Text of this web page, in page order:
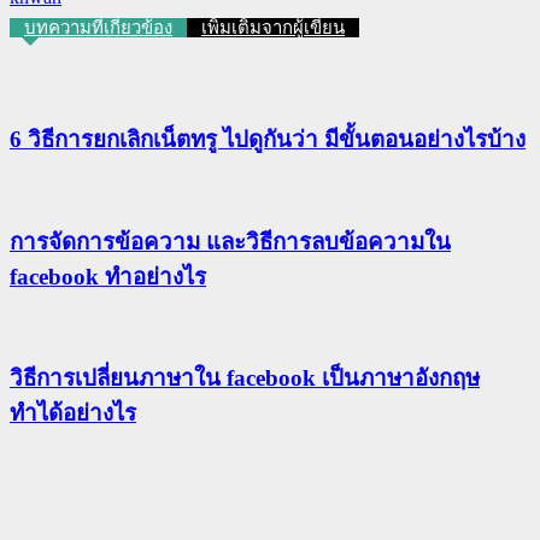
บทความที่เกี่ยวข้อง เพิ่มเติมจากผู้เขียน
6 วิธีการยกเลิกเน็ตทรู ไปดูกันว่า มีขั้นตอนอย่างไรบ้าง
การจัดการข้อความ และวิธีการลบข้อความใน
facebook ทำอย่างไร
วิธีการเปลี่ยนภาษาใน facebook เป็นภาษาอังกฤษ
ทำได้อย่างไร